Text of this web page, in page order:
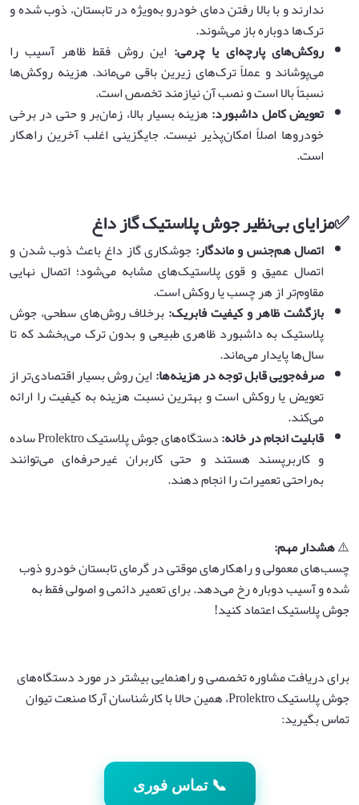
ندارند و با بالا رفتن دمای خودرو به‌ویژه در تابستان، ذوب شده و
ترک‌ها دوباره باز می‌شوند.
روکش‌های پارچه‌ای یا چرمی: این روش فقط ظاهر آسیب را
می‌پوشاند و عملاً ترک‌های زیرین باقی می‌ماند. هزینه روکش‌ها
نسبتاً بالا است و نصب آن نیازمند تخصص است.
تعویض کامل داشبورد:هزینه بسیار بالا، زمان‌بر و حتی در برخی
خودروها اصلاً امکان‌پذیر نیست. جایگزینی اغلب آخرین راهکار
است.
✅مزایای بی‌نظیر جوش پلاستیک گاز داغ
اتصال هم‌جنس و ماندگار:جوشکاری گاز داغ باعث ذوب شدن و
اتصال عمیق و قوی پلاستیک‌های مشابه می‌شود؛ اتصال نهایی
مقاوم‌تر از هر چسب یا روکش است.
بازگشت ظاهر و کیفیت فابریک:برخلاف روش‌های سطحی، جوش
پلاستیک به داشبورد ظاهری طبیعی و بدون ترک می‌بخشد که تا
سال‌ها پایدار می‌ماند.
صرفه‌جویی قابل توجه در هزینه‌ها:این روش بسیار اقتصادی‌تر از
تعویض یا روکش است و بهترین نسبت هزینه به کیفیت را ارائه
می‌کند.
قابلیت انجام در خانه:
دستگاه‌های جوش پلاستیک Prolektro ساده
و کاربرپسند هستند و حتی کاربران غیرحرفه‌ای می‌توانند
به‌راحتی تعمیرات را انجام دهند.
⚠️هشدار مهم:
چسب‌های معمولی و راهکارهای موقتی در گرمای تابستان خودرو ذوب
شده و آسیب دوباره رخ می‌دهد. برای تعمیر دائمی و اصولی فقط به
جوش پلاستیک اعتماد کنید!
برای دریافت مشاوره تخصصی و راهنمایی بیشتر در مورد دستگاه‌های
جوش پلاستیک Prolektro، همین حالا با کارشناسان آرکا صنعت تیوان
تماس بگیرید:
📞 تماس فوری